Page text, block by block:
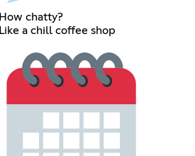
How chatty?
Like a chill coffee shop